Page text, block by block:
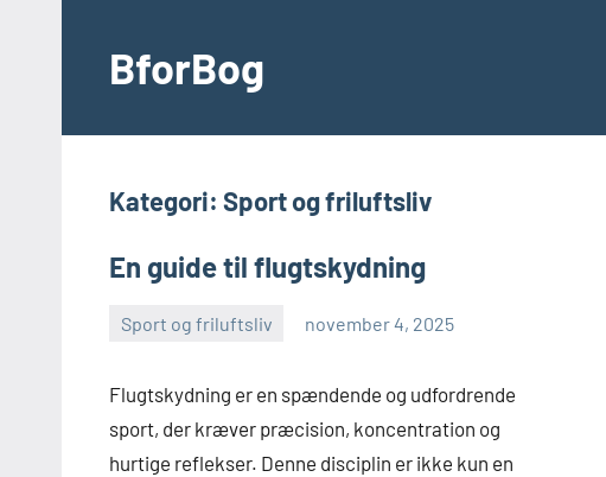
indholdBforBog
Kategori: Sport og friluftsliv
En guide til flugtskydning
Sport og friluftsliv november 4, 2025
admin
Flugtskydning er en spændende og udfordrende
sport, der kræver præcision, koncentration og
hurtige reflekser. Denne disciplin er ikke kun en